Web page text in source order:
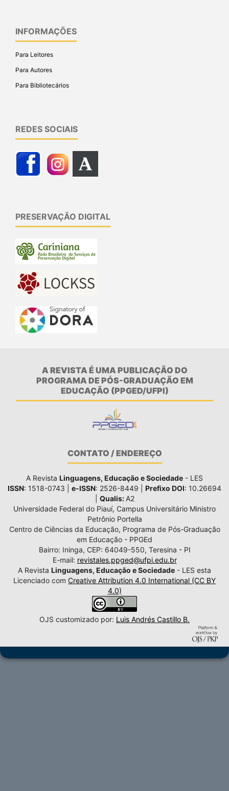
INFORMAÇÕES
Para Leitores
Para Autores
Para Bibliotecários
REDES SOCIAIS
PRESERVAÇÃO DIGITAL
A REVISTA É UMA PUBLICAÇÃO DO
PROGRAMA DE PÓS-GRADUAÇÃO EM
EDUCAÇÃO (PPGED/UFPI)
CONTATO / ENDEREÇO
A Revista Linguagens, Educação e Sociedade - LES
ISSN: 1518-0743 | e-ISSN: 2526-8449 | Prefixo DOI: 10.26694
Qualis: A2
Universidade Federal do Piauí, Campus Universitário Ministro
Petrônio Portella
Centro de Ciências da Educação, Programa de Pós-Graduação
em Educação - PPGEd
Bairro: Ininga, CEP: 64049-550, Teresina - PI
E-mail: revistales.ppged@ufpi.edu.br
A Revista Linguagens, Educação e Sociedade - LES esta
Licenciado com Creative Attribution 4.0 International (CC BY
4.0)
OJS customizado por: Luis Andrés Castillo B.